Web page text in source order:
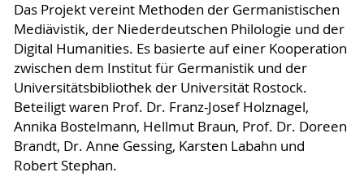
Das Projekt vereint Methoden der Germanistischen
Mediävistik, der Niederdeutschen Philologie und der
Digital Humanities. Es basierte auf einer Kooperation
zwischen dem Institut für Germanistik und der
Universitätsbibliothek der Universität Rostock.
Beteiligt waren Prof. Dr. Franz-Josef Holznagel,
Annika Bostelmann, Hellmut Braun, Prof. Dr. Doreen
Brandt, Dr. Anne Gessing, Karsten Labahn und
Robert Stephan.